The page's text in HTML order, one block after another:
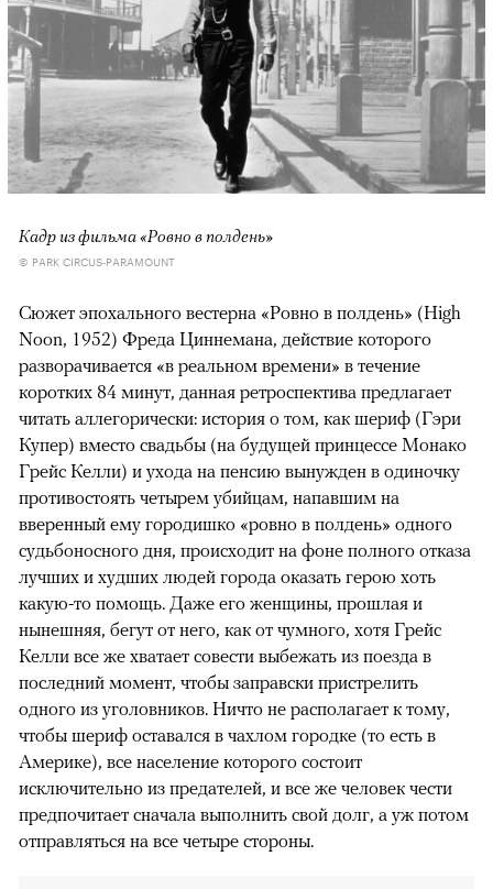
Кадр из фильма «Ровно в полдень»
© PARK CIRCUS-PARAMOUNT
Сюжет эпохального вестерна «Ровно в полдень» (High
Noon, 1952) Фреда Циннемана, действие которого
разворачивается «в реальном времени» в течение
коротких 84 минут, данная ретроспектива предлагает
читать аллегорически: история о том, как шериф (Гэри
Купер) вместо свадьбы (на будущей принцессе Монако
Грейс Келли) и ухода на пенсию вынужден в одиночку
противостоять четырем убийцам, напавшим на
вверенный ему городишко «ровно в полдень» одного
судьбоносного дня, происходит на фоне полного отказа
лучших и худших людей города оказать герою хоть
какую-то помощь. Даже его женщины, прошлая и
нынешняя, бегут от него, как от чумного, хотя Грейс
Келли все же хватает совести выбежать из поезда в
последний момент, чтобы заправски пристрелить
одного из уголовников. Ничто не располагает к тому,
чтобы шериф оставался в чахлом городке (то есть в
Америке), все население которого состоит
исключительно из предателей, и все же человек чести
предпочитает сначала выполнить свой долг, а уж потом
отправляться на все четыре стороны.